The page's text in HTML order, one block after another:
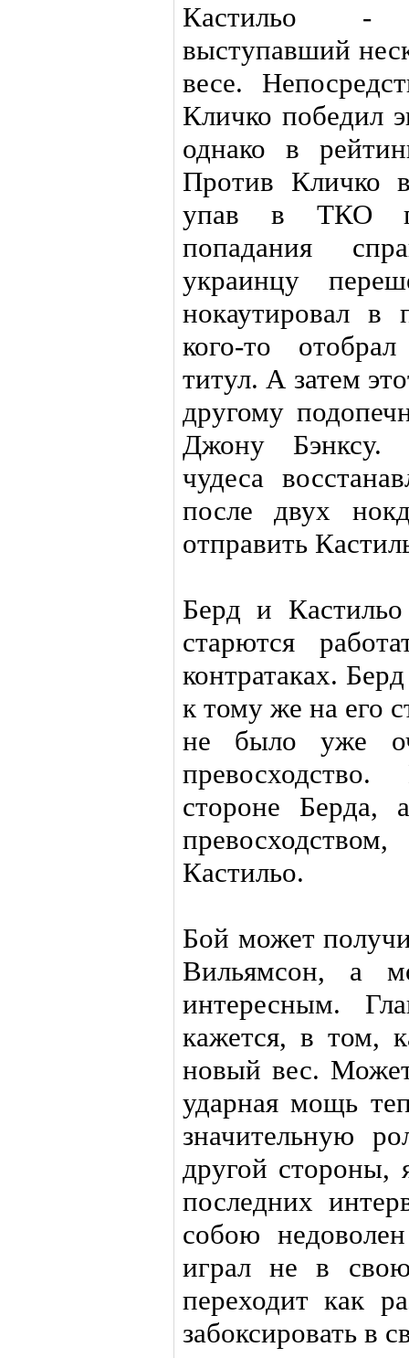
Кастильо -
выступавший
весе.
Кличко победил
однако в
Против Кличко
упав в ТКО
попадания
украинцу
нокаутировал
кого-то
титул. А затем
другому
Джону Бэнксу.
чудеса
после двух
отправить
Берд и
старются
контратаках.
к тому же на его
не было уже
стороне
Кастильо.
Бой может
Вильямсон, а
интересным.
кажется, в том,
новый вес.
ударная мощь
значительную
другой
последних
собою
играл не в
переходит как
забоксировать в